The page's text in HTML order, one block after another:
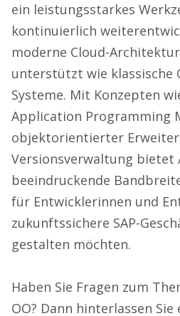
ein leistungsstarkes
kontinuierlich
moderne Cloud-
unterstützt wie klassische
Systeme. Mit Konzepten
Application Programming
objektorientierter
Versionsverwaltung bietet
beeindruckende
für Entwicklerinnen und
zukunftssichere SAP-
gestalten möchten.
Haben Sie Fragen zum
OO? Dann hinterlassen